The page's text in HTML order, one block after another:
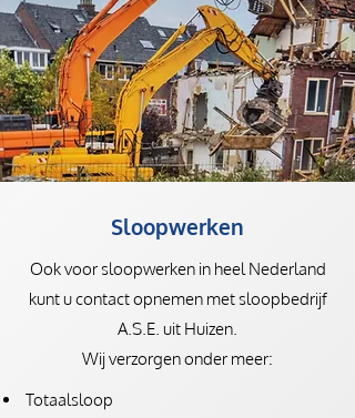
Sloopwerken
Ook voor sloopwerken in heel Nederland
kunt u contact opnemen met sloopbedrijf
A.S.E. uit Huizen.
Wij verzorgen onder meer:
Totaalsloop